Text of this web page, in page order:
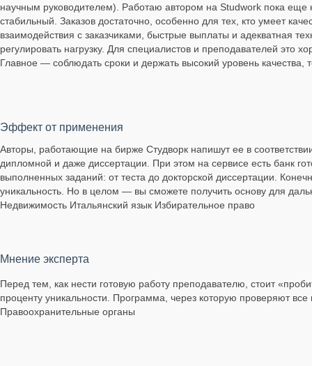
научным руководителем). Работаю автором на Studwork пока еще
стабильный. Заказов достаточно, особенно для тех, кто умеет
взаимодействия с заказчиками, быстрые выплаты и адекватная
регулировать нагрузку. Для специалистов и преподавателей это
Главное — соблюдать сроки и держать высокий уровень
Эффект от применения
Авторы, работающие на бирже Студворк напишут ее в
дипломной и даже диссертации. При этом на сервисе есть банк
выполненных заданий: от теста до докторской диссертации.
уникальность. Но в целом — вы сможете получить основу для
Недвижимость Итальянский язык Избирательное право
Мнение эксперта
Перед тем, как нести готовую работу преподавателю, стоит
проценту уникальности. Программа, через которую проверяют
Правоохранительные органы